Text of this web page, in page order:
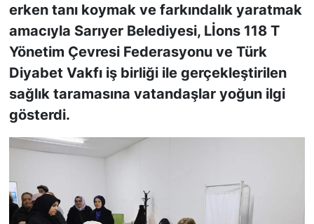
erken tanı koymak ve farkındalık yaratmak
amacıyla Sarıyer Belediyesi, Lİons 118 T
Yönetim Çevresi Federasyonu ve Türk
Diyabet Vakfı iş birliği ile gerçekleştirilen
sağlık taramasına vatandaşlar yoğun ilgi
gösterdi.
SPOR
TEKNOLOJİ
TÜRKİYE VE DÜNYA GÜNDEMİ
VİDEO GALERİ
YAŞAM